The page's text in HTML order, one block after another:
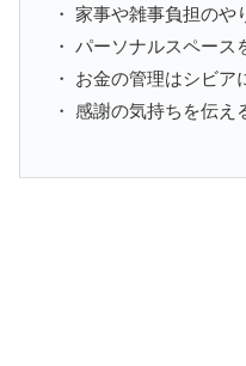
・ 家事や雑事負担のや
・ パーソナルスペース
・ お金の管理はシビア
・ 感謝の気持ちを伝え